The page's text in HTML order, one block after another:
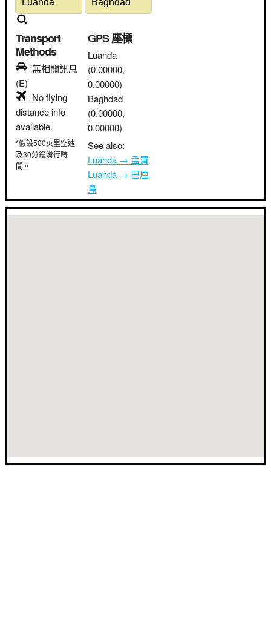
Transport
Methods
無相關訊息
(E)
No flying
distance info
available.
*假設500英里空速
及30分鐘滑行時
間。
GPS 座標
Luanda
(0.00000,
0.00000)
Baghdad
(0.00000,
0.00000)
See also:
Luanda → 孟買
Luanda → 巴厘
島